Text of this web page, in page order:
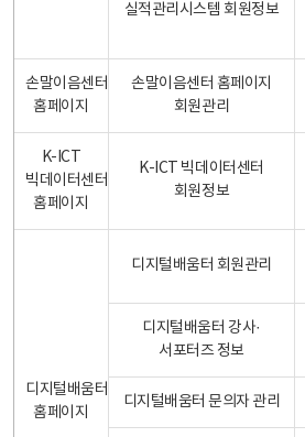
실적관리시스템 회원정보
손말이음센터
홈페이지
손말이음센터 홈페이지
회원관리
K-ICT
빅데이터센터
홈페이지
K-ICT 빅데이터센터
회원정보
디지털배움터
홈페이지
디지털배움터 회원관리
디지털배움터 강사·
서포터즈 정보
디지털배움터 문의자 관리